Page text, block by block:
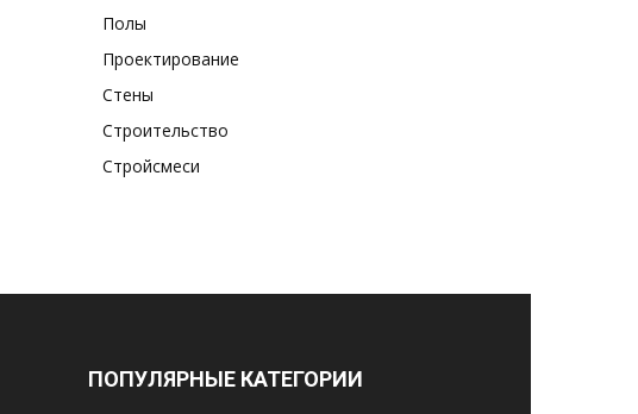
Полы
Проектирование
Стены
Строительство
Стройсмеси
ПОПУЛЯРНЫЕ КАТЕГОРИИ